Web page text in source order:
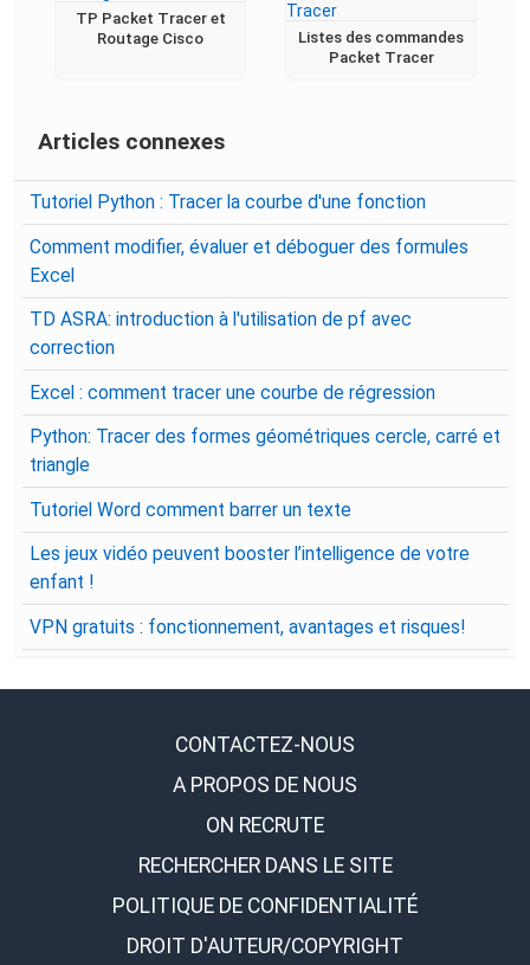
TP Packet Tracer et
Routage Cisco
Listes des commandes
Packet Tracer
Articles connexes
Tutoriel Python : Tracer la courbe d'une fonction
Comment modifier, évaluer et déboguer des formules
Excel
TD ASRA: introduction à l'utilisation de pf avec
correction
Excel : comment tracer une courbe de régression
Python: Tracer des formes géométriques cercle, carré et
triangle
Tutoriel Word comment barrer un texte
Les jeux vidéo peuvent booster l’intelligence de votre
enfant !
VPN gratuits : fonctionnement, avantages et risques!
CONTACTEZ-NOUS
A PROPOS DE NOUS
ON RECRUTE
RECHERCHER DANS LE SITE
POLITIQUE DE CONFIDENTIALITÉ
DROIT D'AUTEUR/COPYRIGHT